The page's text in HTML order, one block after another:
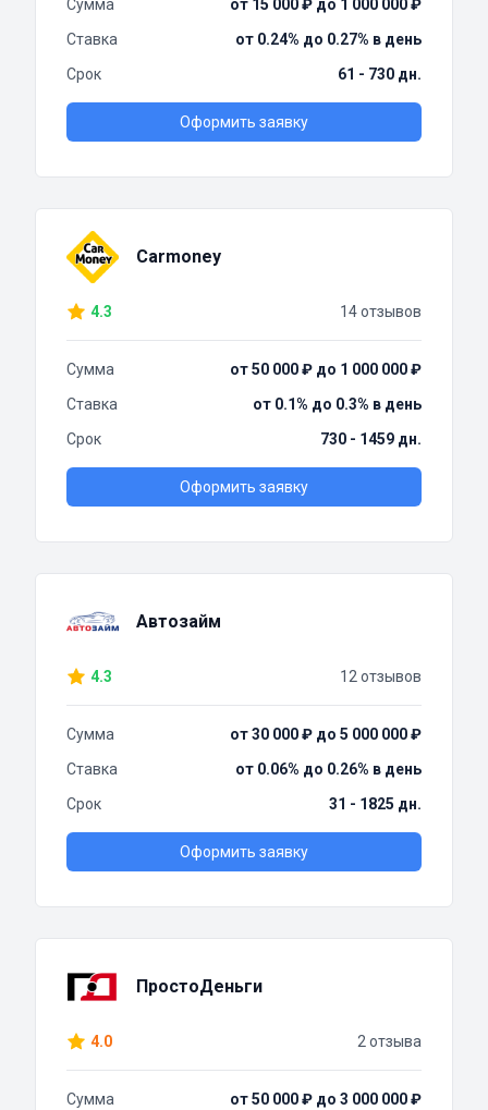
Сумма
от 15 000 ₽ до 1 000 000 ₽
Ставка
от 0.24% до 0.27% в день
Срок
61 - 730 дн.
Оформить заявку
Carmoney
4.3 14 отзывов
Сумма
от 50 000 ₽ до 1 000 000 ₽
Ставка
от 0.1% до 0.3% в день
Срок
730 - 1459 дн.
Оформить заявку
Автозайм
4.3 12 отзывов
Сумма
от 30 000 ₽ до 5 000 000 ₽
Ставка
от 0.06% до 0.26% в день
Срок
31 - 1825 дн.
Оформить заявку
ПростоДеньги
4.0 2 отзыва
Сумма
от 50 000 ₽ до 3 000 000 ₽